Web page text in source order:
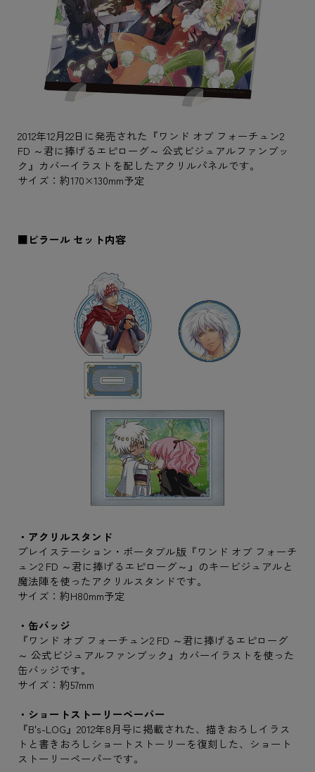
2012年12月22日に発売された『ワンド オブ フォーチュン2
FD ～君に捧げるエピローグ～ 公式ビジュアルファンブッ
ク』カバーイラストを配したアクリルパネルです。
サイズ：約170×130mm予定
■ビラール セット内容
・アクリルスタンド
プレイステーション・ポータブル版『ワンド オブ フォーチ
ュン2 FD ～君に捧げるエピローグ～』のキービジュアルと
魔法陣を使ったアクリルスタンドです。
サイズ：約H80mm予定
・缶バッジ
『ワンド オブ フォーチュン2 FD ～君に捧げるエピローグ
～ 公式ビジュアルファンブック』カバーイラストを使った
缶バッジです。
サイズ：約57mm
・ショートストーリーペーパー
『B's-LOG』2012年8月号に掲載された、描きおろしイラス
トと書きおろしショートストーリーを復刻した、ショート
ストーリーペーパーです。